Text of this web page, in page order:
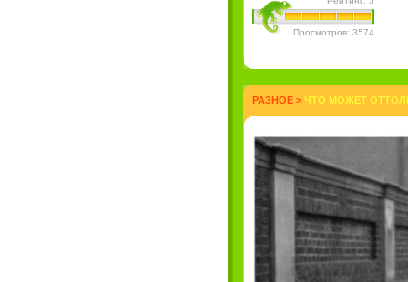
Просмотров: 3574
РАЗНОЕ > ЧТО МОЖЕТ